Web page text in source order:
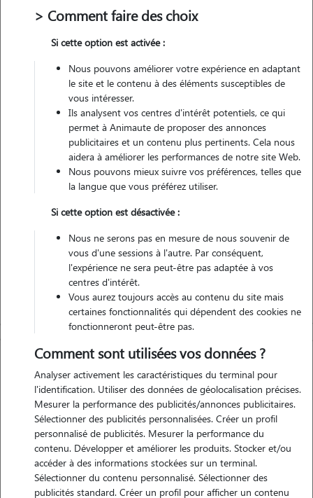
Pas d'animaux Appartement
Véhiculé
Gardes réalisées
Contacter
L'envoi d'une demande est sans engagement
Motivation
? garde d'animaux – disponible 24h/24, 7j/7 ? vous partez en
> Comment faire des choix
Si cette option est activée :
Nous pouvons améliorer votre expérience en adaptant
le site et le contenu à des éléments susceptibles de
vous intéresser.
Ils analysent vos centres d'intérêt potentiels, ce qui
permet à Animaute de proposer des annonces
publicitaires et un contenu plus pertinents. Cela nous
aidera à améliorer les performances de notre site Web.
Nous pouvons mieux suivre vos préférences, telles que
la langue que vous préférez utiliser.
Si cette option est désactivée :
Nous ne serons pas en mesure de nous souvenir de
vous d'une sessions à l'autre. Par conséquent,
l'expérience ne sera peut-être pas adaptée à vos
centres d'intérêt.
Vous aurez toujours accès au contenu du site mais
certaines fonctionnalités qui dépendent des cookies ne
fonctionneront peut-être pas.
Comment sont utilisées vos données ?
Analyser activement les caractéristiques du terminal pour
l'identification. Utiliser des données de géolocalisation précises.
Mesurer la performance des publicités/annonces publicitaires.
Sélectionner des publicités personnalisées. Créer un profil
personnalisé de publicités. Mesurer la performance du
contenu. Développer et améliorer les produits. Stocker et/ou
accéder à des informations stockées sur un terminal.
Sélectionner du contenu personnalisé. Sélectionner des
publicités standard. Créer un profil pour afficher un contenu